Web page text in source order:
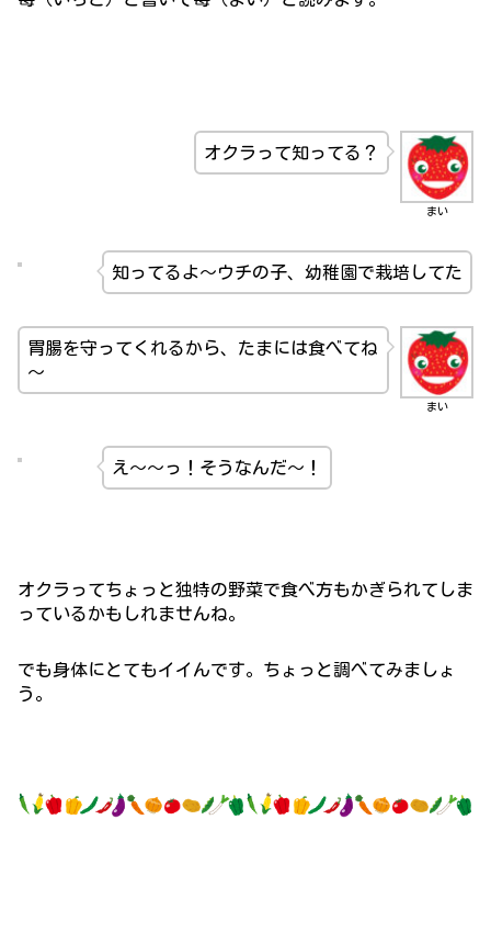
まい
オクラって知ってる？
知ってるよ～ウチの子、幼稚園で栽培してた
まい
胃腸を守ってくれるから、たまには食べてね
～
え～～っ！そうなんだ～！
オクラってちょっと独特の野菜で食べ方もかぎられてしま
っているかもしれませんね。
でも身体にとてもイイんです。ちょっと調べてみましょ
う。